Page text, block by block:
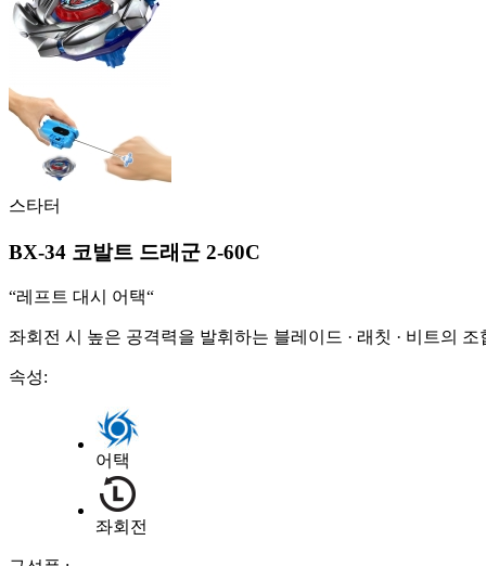
스타터
BX-34 코발트 드래군 2-60C
“레프트 대시 어택“
좌회전 시 높은 공격력을 발휘하는 블레이드 · 래칫 · 비트의
속성:
어택
좌회전